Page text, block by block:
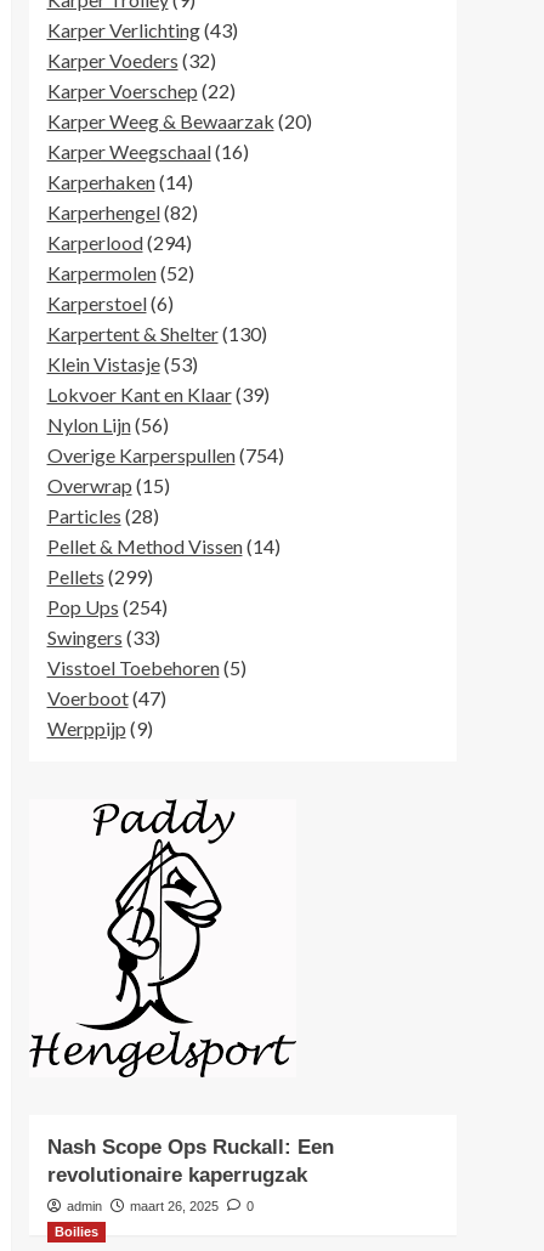
producten
Karper Verlichting 4343
Karper Voeders 3232
producten
Karper Voerschep 2222
producten
Karper Weeg & Bewaarzak 2020
Karper Weegschaal 1616
Karperhaken 1414
producten
Karperhengel 8282
producten
Karperlood 294294
producten
Karpermolen 5252
Karperstoel 66
producten
Karpertent & Shelter 130130
Klein Vistasje 5353
producten
Lokvoer Kant en Klaar 3939
Nylon Lijn 5656
producten
Overige Karperspullen 754754
Overwrap 1515
Particles 2828
producten
Pellet & Method Vissen 1414
Pellets 299299
producten
Pop Ups 254254
Swingers 3333
producten
Visstoel Toebehoren 55
Voerboot 4747
Werppijp 99
Nash Scope Ops Ruckall: Een
revolutionaire kaperrugzak
admin maart 26, 2025
0
Boilies